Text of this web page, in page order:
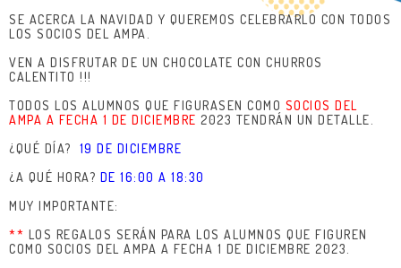
SE ACERCA LA NAVIDAD Y QUEREMOS CELEBRARLO CON TODOS
LOS SOCIOS DEL AMPA.
VEN A DISFRUTAR DE UN CHOCOLATE CON CHURROS
CALENTITO !!!
TODOS LOS ALUMNOS QUE FIGURASEN COMO SOCIOS DEL
AMPA A FECHA 1 DE DICIEMBRE 2023 TENDRÁN UN DETALLE.
¿QUÉ DÍA? 19 DE DICIEMBRE
¿A QUÉ HORA? DE 16:00 A 18:30
MUY IMPORTANTE:
** LOS REGALOS SERÁN PARA LOS ALUMNOS QUE FIGUREN
COMO SOCIOS DEL AMPA A FECHA 1 DE DICIEMBRE 2023.